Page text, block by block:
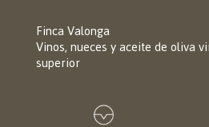
Finca Valonga
Vinos, nueces y aceite de oliva
superior